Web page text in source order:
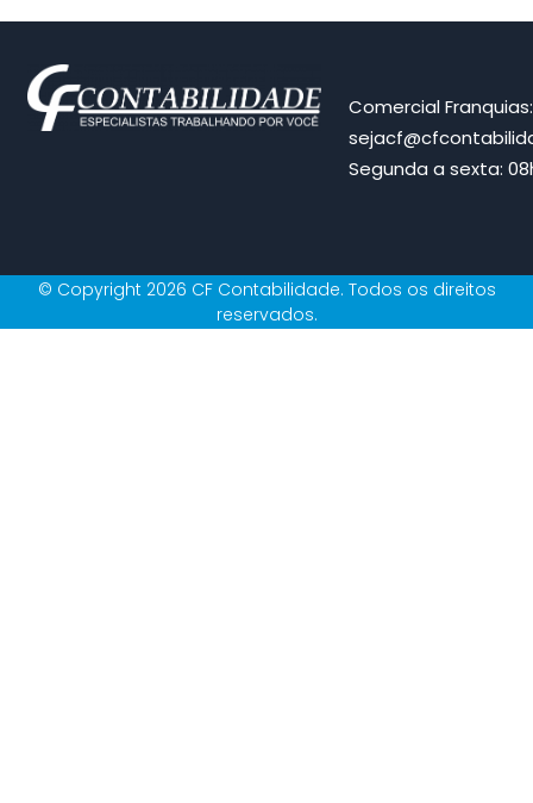
Comercial
Segunda a sexta:
© Copyright 2026 CF Contabilidade. Todos os direitos
reservados.